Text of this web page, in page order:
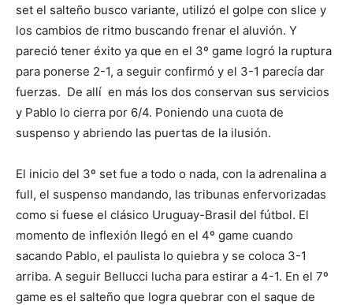
set el salteño busco variante, utilizó el golpe con slice y
los cambios de ritmo buscando frenar el aluvión. Y
pareció tener éxito ya que en el 3º game logró la ruptura
para ponerse 2-1, a seguir confirmó y el 3-1 parecía dar
fuerzas. De allí en más los dos conservan sus servicios
y Pablo lo cierra por 6/4. Poniendo una cuota de
suspenso y abriendo las puertas de la ilusión.
El inicio del 3º set fue a todo o nada, con la adrenalina a
full, el suspenso mandando, las tribunas enfervorizadas
como si fuese el clásico Uruguay-Brasil del fútbol. El
momento de inflexión llegó en el 4º game cuando
sacando Pablo, el paulista lo quiebra y se coloca 3-1
arriba. A seguir Bellucci lucha para estirar a 4-1. En el 7º
game es el salteño que logra quebrar con el saque de